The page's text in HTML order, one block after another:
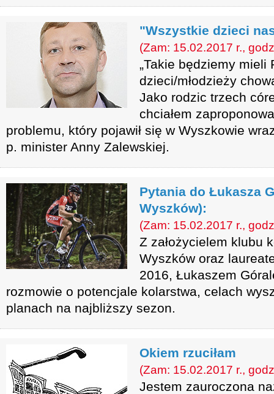
"Wszystkie dzieci
(Zam: 15.02.2017 r.,
„Takie będziemy
dzieci/młodzieży
Jako rodzic trzech
chciałem
problemu, który pojawił się w Wyszkowie
p. minister Anny Zalewskiej.
Pytania do Łukasza
Wyszków):
(Zam: 15.02.2017 r.,
Z założycielem klubu
Wyszków oraz
2016, Łukaszem
rozmowie o potencjale kolarstwa, celach
planach na najbliższy sezon.
Okiem rzuciłam
(Zam: 15.02.2017 r.,
Jestem zauroczona